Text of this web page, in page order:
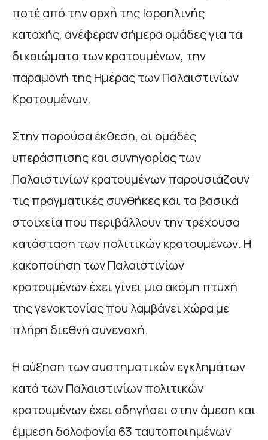
ποτέ από την αρχή της Ισραηλινής
κατοχής, ανέφεραν σήμερα ομάδες για τα
δικαιώματα των κρατουμένων, την
παραμονή της Ημέρας των Παλαιστινίων
Κρατουμένων.
Στην παρούσα έκθεση, οι ομάδες
υπεράσπισης και συνηγορίας των
Παλαιστινίων κρατουμένων παρουσιάζουν
τις πραγματικές συνθήκες και τα βασικά
στοιχεία που περιβάλλουν την τρέχουσα
κατάσταση των πολιτικών κρατουμένων. Η
κακοποίηση των Παλαιστινίων
κρατουμένων έχει γίνει μια ακόμη πτυχή
της γενοκτονίας που λαμβάνει χώρα με
πλήρη διεθνή συνενοχή.
Η αύξηση των συστηματικών εγκλημάτων
κατά των Παλαιστινίων πολιτικών
κρατουμένων έχει οδηγήσει στην άμεση και
έμμεση δολοφονία 63 ταυτοποιημένων